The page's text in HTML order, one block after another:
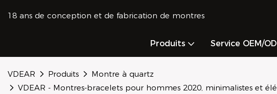
18 ans de conception et de fabrication de montres
Produits Service OEM/
VDEAR Produits
Montre à quartz
VDEAR - Montres-bracelets pour hommes 2020, minimalistes et